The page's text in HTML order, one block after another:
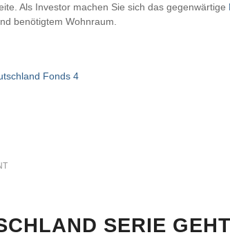
Als Investor machen Sie sich das gegenwärtige
benötigtem Wohnraum.
Fonds 4
SERIE